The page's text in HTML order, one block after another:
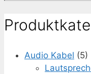
Audio Kabel (5)